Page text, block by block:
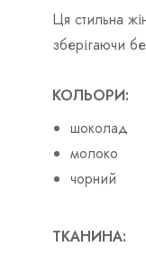
Ця стильна
зберігаючи
КОЛЬОРИ:
шоколад
молоко
чорний
ТКАНИНА: